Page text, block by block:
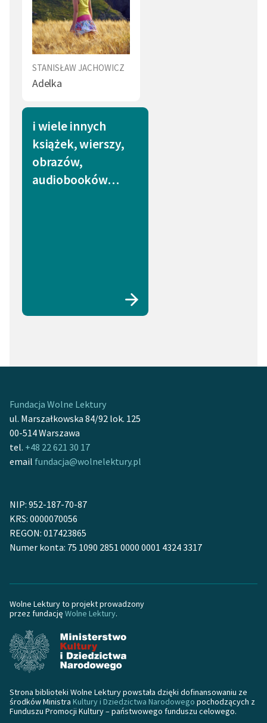
STANISŁAW JACHOWICZ
Adelka
i wiele innych
książek, wierszy,
obrazów,
audiobooków…
Fundacja Wolne Lektury
ul. Marszałkowska 84/92 lok. 125
00-514 Warszawa
tel. +48 22 621 30 17
email fundacja@wolnelektury.pl
NIP: 952-187-70-87
KRS: 0000070056
REGON: 017423865
Numer konta: 75 1090 2851 0000 0001 4324 3317
Wolne Lektury to projekt prowadzony
przez fundację Wolne Lektury.
Strona biblioteki Wolne Lektury powstała dzięki dofinansowaniu ze
środków Ministra Kultury i Dziedzictwa Narodowego pochodzących z
Funduszu Promocji Kultury – państwowego funduszu celowego.